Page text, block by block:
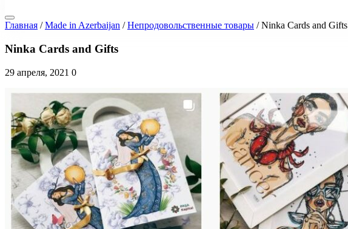
Главная /Made in Azerbaijan /Непродовольственные товары /Ninka Cards and Gifts
Ninka Cards and Gifts
29 апреля, 2021 0